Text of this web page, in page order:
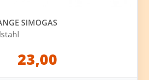
SIMOGAS
23,00